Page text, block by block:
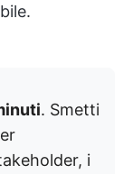
. Smetti
i